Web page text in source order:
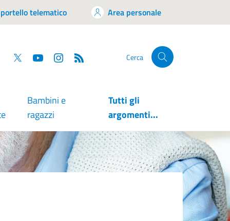
telematico Area personale
Facebook
Twitter YouTube Cerca
Bambini e
ragazzi
Tutti gli
argomenti...